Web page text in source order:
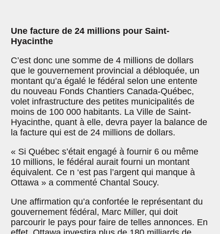
Une facture de 24 millions pour Saint-
Hyacinthe
C’est donc une somme de 4 millions de dollars
que le gouvernement provincial a débloquée, un
montant qu’a égalé le fédéral selon une entente
du nouveau Fonds Chantiers Canada-Québec,
volet infrastructure des petites municipalités de
moins de 100 000 habitants. La Ville de Saint-
Hyacinthe, quant à elle, devra payer la balance de
la facture qui est de 24 millions de dollars.
« Si Québec s’était engagé à fournir 6 ou même
10 millions, le fédéral aurait fourni un montant
équivalent. Ce n ‘est pas l’argent qui manque à
Ottawa » a commenté Chantal Soucy.
Une affirmation qu’a confortée le représentant du
gouvernement fédéral, Marc Miller, qui doit
parcourir le pays pour faire de telles annonces. En